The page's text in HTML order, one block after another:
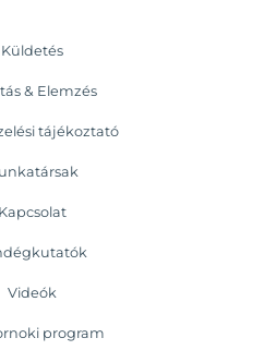
Küldetés
& Elemzés
tájékoztató
Kapcsolat
Videók
program